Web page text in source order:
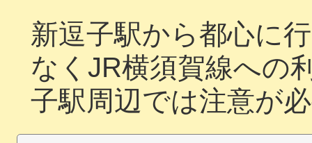
新逗子駅から都心に
なくJR横須賀線への
子駅周辺では注意が